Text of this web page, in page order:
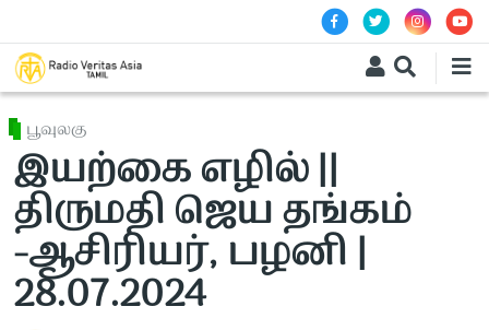
பூவுலகு
இயற்கை எழில் ||
திருமதி ஜெய தங்கம்
-ஆசிரியர், பழனி |
28.07.2024